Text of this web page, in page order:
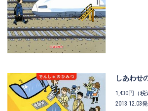
しあわせ
1,430円（税
2013.12.03